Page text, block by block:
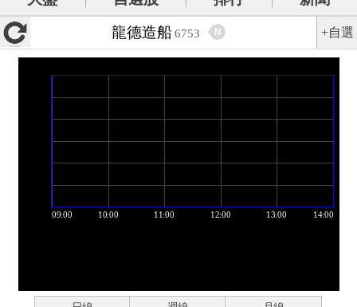
龍德造船6753 N +自選